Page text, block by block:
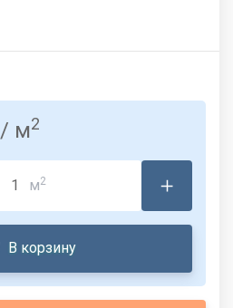
/ м2
м2
В корзину